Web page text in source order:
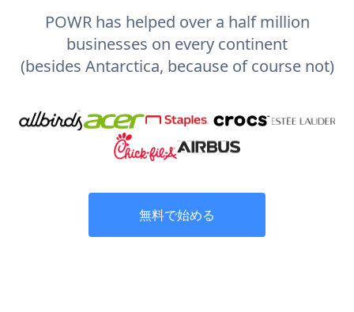
POWR has helped over a half million
businesses on every continent
(besides Antarctica, because of course not)
無料で始める